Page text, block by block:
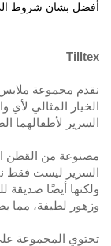
أفضل بشان شروط
Tilltex
نقدم مجموعة
الخيار المثالي
السرير لأطفالهما
السرير ليست فقط
ولكنها أيضًا صديقة
وزهور لطيفة، مما
تحتوي المجموعة